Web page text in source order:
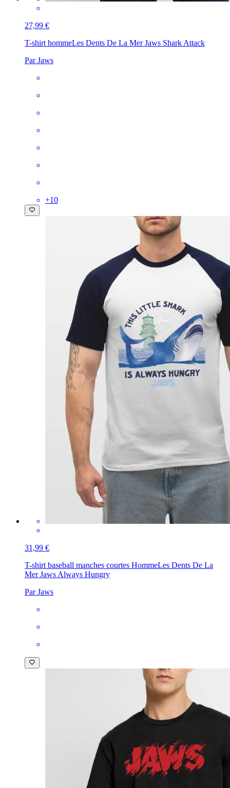
27,99 €
T-shirt hommeLes Dents De La Mer Jaws Shark Attack
Par Jaws
+10
31,99 €
T-shirt baseball manches courtes HommeLes Dents De La
Mer Jaws Always Hungry
Par Jaws